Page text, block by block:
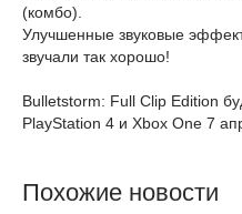
(комбо).
Улучшенные звуковые
звучали так хорошо!
Bulletstorm: Full Clip Edition
PlayStation 4 и Xbox One 7
Похожие новости